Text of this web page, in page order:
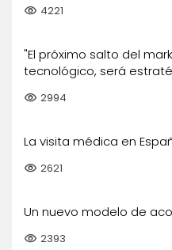
visibility 4221
"El próximo salto del
tecnológico, será
visibility 2994
La visita médica en
visibility 2621
Un nuevo modelo de
visibility 2393